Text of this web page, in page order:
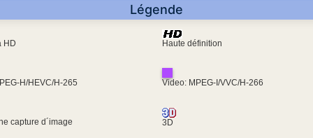
Légende
HD Haute définition
H/HEVC/H-265 Video: MPEG-I/VVC/H-266
capture d´image 3D